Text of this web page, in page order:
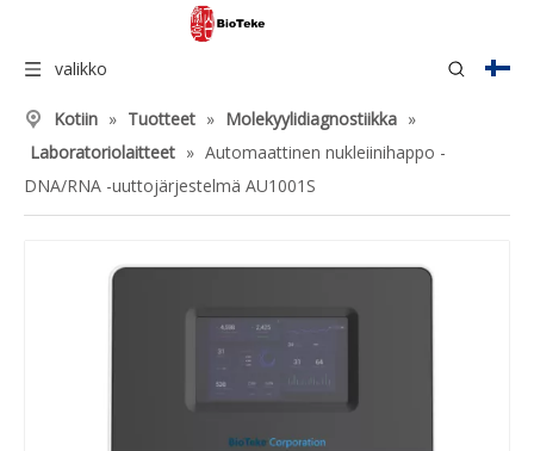
valikko
Kotiin » Tuotteet » Molekyylidiagnostiikka »
Laboratoriolaitteet » Automaattinen nukleiinihappo -
DNA/RNA -uuttojärjestelmä AU1001S